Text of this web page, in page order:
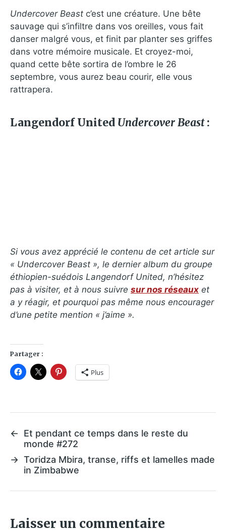
Undercover Beast c’est une créature. Une bête
sauvage qui s’infiltre dans vos oreilles, vous fait
danser malgré vous, et finit par planter ses griffes
dans votre mémoire musicale. Et croyez-moi,
quand cette bête sortira de l’ombre le 26
septembre, vous aurez beau courir, elle vous
rattrapera.
Langendorf United Undercover Beast:
Si vous avez apprécié le contenu de cet article sur
« Undercover Beast », le dernier album du groupe
éthiopien-suédois Langendorf United, n’hésitez
pas à visiter, et à nous suivre sur nos réseaux et
a y réagir, et pourquoi pas même nous encourager
d’une petite mention « j’aime ».
Partager :
Plus
←
Et pendant ce temps dans le reste du
monde #272
→ Toridza Mbira, transe, riffs et lamelles made
in Zimbabwe
Laisser un commentaire